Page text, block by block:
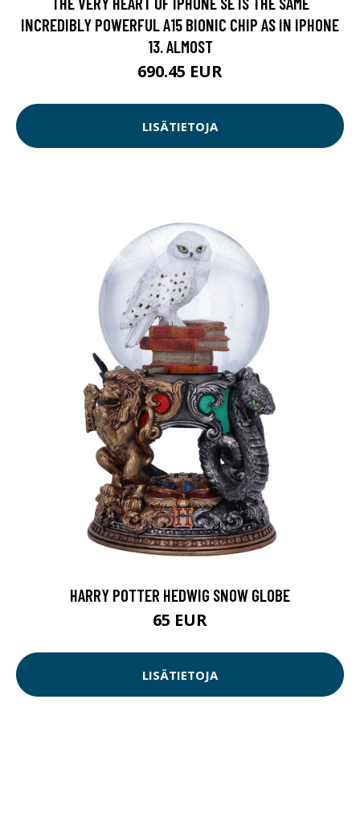
INCREDIBLY POWERFUL A15 BIONIC CHIP AS IN IPHONE
13. ALMOST
690.45 EUR
LISÄTIETOJA
HARRY POTTER HEDWIG SNOW GLOBE
65 EUR
LISÄTIETOJA